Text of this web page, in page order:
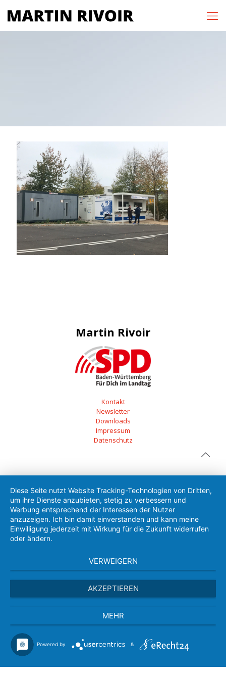
Martin Rivoir
Kontakt
Newsletter
Downloads
Impressum
Datenschutz
Diese Seite nutzt Website Tracking-Technologien von Dritten,
um ihre Dienste anzubieten, stetig zu verbessern und
Werbung entsprechend der Interessen der Nutzer
anzuzeigen. Ich bin damit einverstanden und kann meine
Einwilligung jederzeit mit Wirkung für die Zukunft widerrufen
oder ändern.
VERWEIGERN
AKZEPTIEREN
MEHR
Powered by &